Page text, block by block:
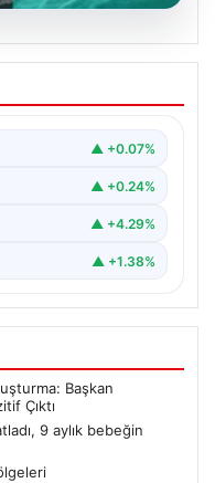
gibi patladı,
▲ +0.07%
▲ +0.24%
▲ +4.29%
▲ +1.38%
Başkan
Çıktı
9 aylık bebeğin